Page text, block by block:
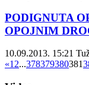
PODIGNUTA
OPOJNIM
10.09.2013. 15:21
«12...378379380381